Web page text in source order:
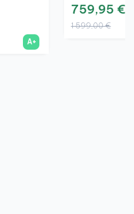
A+
759,95 €
1 599,00 €